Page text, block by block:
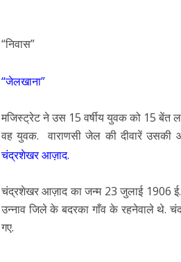
“निवास”
“जेलखाना”
मजिस्ट्रेट ने उस 15 वर्षीय युवक को 15 बेंत
वह युवक. वाराणसी जेल की दीवारें उसकी
चंद्रशेखर आज़ाद.
चंद्रशेखर आज़ाद का जन्म 23 जुलाई 1906
उन्नाव जिले के बदरका गाँव के रहनेवाले थे.
गए.